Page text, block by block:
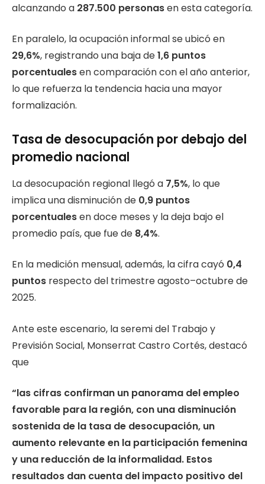
alcanzando a 287.500 personasen esta categoría.
En paralelo, la ocupación informal se ubicó en
29,6%, registrando una baja de1,6 puntos
porcentualesen comparación con el año anterior,
lo que refuerza la tendencia hacia una mayor
formalización.
Tasa de desocupación por debajo del
promedio nacional
La desocupación regional llegó a 7,5%, lo que
implica una disminución de 0,9 puntos
porcentualesen doce meses y la deja bajo el
promedio país, que fue de 8,4%.
En la medición mensual, además, la cifra cayó 0,4
puntos respecto del trimestre agosto–octubre de
2025.
Ante este escenario, la seremi del Trabajo y
Previsión Social, Monserrat Castro Cortés, destacó
que
“las cifras confirman un panorama del empleo
favorable para la región, con una disminución
sostenida de la tasa de desocupación, un
aumento relevante en la participación femenina
y una reducción de la informalidad. Estos
resultados dan cuenta del impacto positivo del